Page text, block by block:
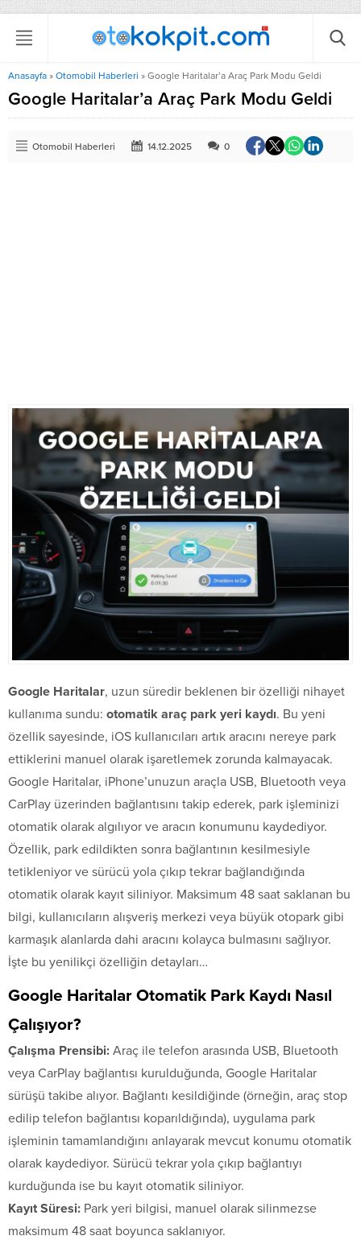
Anasayfa » Otomobil Haberleri » Google Haritalar’a Araç Park Modu Geldi
Google Haritalar’a Araç Park Modu Geldi
Otomobil Haberleri 14.12.2025 0
Google Haritalar, uzun süredir beklenen bir özelliği nihayet
kullanıma sundu: otomatik araç park yeri kaydı. Bu yeni
özellik sayesinde, iOS kullanıcıları artık aracını nereye park
ettiklerini manuel olarak işaretlemek zorunda kalmayacak.
Google Haritalar, iPhone’unuzun araçla USB, Bluetooth veya
CarPlay üzerinden bağlantısını takip ederek, park işleminizi
otomatik olarak algılıyor ve aracın konumunu kaydediyor.
Özellik, park edildikten sonra bağlantının kesilmesiyle
tetikleniyor ve sürücü yola çıkıp tekrar bağlandığında
otomatik olarak kayıt siliniyor. Maksimum 48 saat saklanan bu
bilgi, kullanıcıların alışveriş merkezi veya büyük otopark gibi
karmaşık alanlarda dahi aracını kolayca bulmasını sağlıyor.
İşte bu yenilikçi özelliğin detayları…
Google Haritalar Otomatik Park Kaydı Nasıl
Çalışıyor?
Çalışma Prensibi: Araç ile telefon arasında USB, Bluetooth
veya CarPlay bağlantısı kurulduğunda, Google Haritalar
sürüşü takibe alıyor. Bağlantı kesildiğinde (örneğin, araç stop
edilip telefon bağlantısı koparıldığında), uygulama park
işleminin tamamlandığını anlayarak mevcut konumu otomatik
olarak kaydediyor. Sürücü tekrar yola çıkıp bağlantıyı
kurduğunda ise bu kayıt otomatik siliniyor.
Kayıt Süresi: Park yeri bilgisi, manuel olarak silinmezse
maksimum 48 saat boyunca saklanıyor.